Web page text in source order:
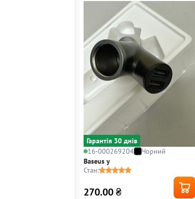
Гарантiя 30 днiв
16-000269204
Чорний
Baseus y
Стан:
270.00₴